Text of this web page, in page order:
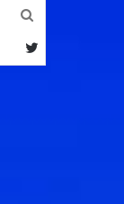
Twitter